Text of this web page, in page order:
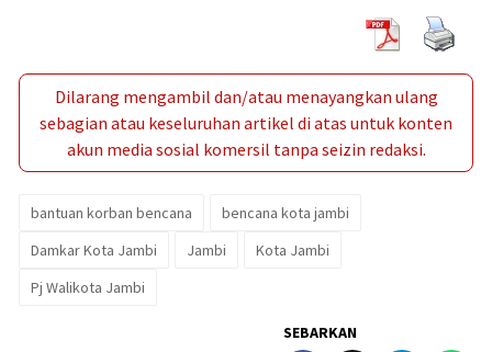
Dilarang mengambil dan/atau menayangkan ulang
sebagian atau keseluruhan artikel di atas untuk konten
akun media sosial komersil tanpa seizin redaksi.
bantuan korban bencana
bencana kota jambi
Damkar Kota Jambi
Jambi
Kota Jambi
Pj Walikota Jambi
SEBARKAN